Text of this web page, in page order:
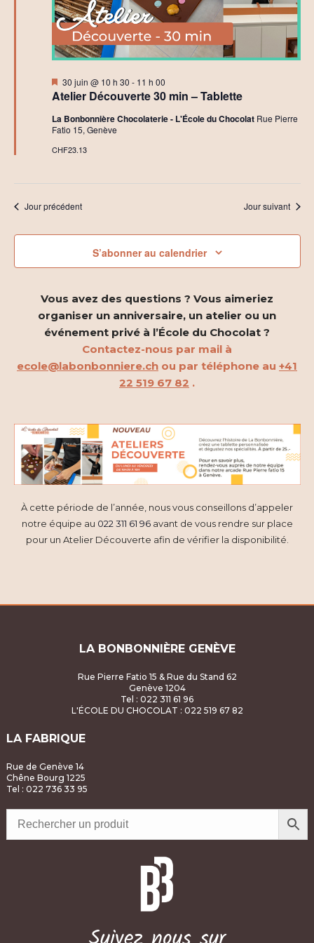
r
c
h
e
a
a
t
i
n
d
e
v
u
É
t
i
d
u
É
e
e
n
Atelier Découverte 30 min – Tablette
Mis
en
avant
30 juin @ 10 h 30 - 11 h 00
La Bonbonnière Chocolaterie - L'École du Chocolat Rue Pierre
Fatio 15, Genève
CHF23.13
Jour précédent Jour suivant
S’abonner au calendrier
Vous avez des questions ? Vous aimeriez
organiser un anniversaire, un atelier ou un
événement privé à l’École du Chocolat ?
Contactez-nous par mail à
ecole@labonbonniere.ch ou par téléphone au +41
22 519 67 82 .
À cette période de l’année, nous vous conseillons d’appeler
notre équipe au 022 311 61 96avant de vous rendre sur place
pour un Atelier Découverte afin de vérifier la disponibilité.
LA BONBONNIÈRE GENÈVE
Rue Pierre Fatio 15 & Rue du Stand 62
Genève 1204
Tel : 022 311 61 96
L'ÉCOLE DU CHOCOLAT : 022 519 67 82
LA FABRIQUE
Rue de Genève 14
Chêne Bourg 1225
Tel : 022 736 33 95